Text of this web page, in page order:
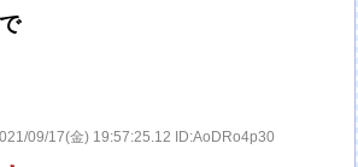
09/17(金) 19:57:25.12 ID:AoDRo4p30